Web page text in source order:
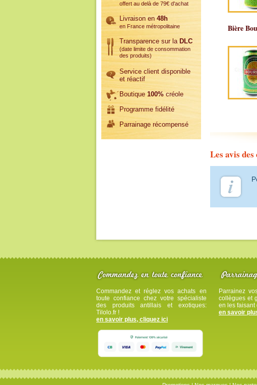
offert au delà de 79€ d'achat
Livraison en 48h
en France métropolitaine
Transparence sur la DLC
(date limite de consommation
des produits)
Service client disponible
et réactif
Boutique 100%créole
Programme fidélité
Parrainage récompensé
Bière
Les avis
Commandez et réglez vos achats en
toute confiance chez votre spécialiste
des produits antillais et exotiques:
Tilolo.fr !
en savoir plus, cliquez ici
Parrainez
collègues et
en les faisant
en savoir